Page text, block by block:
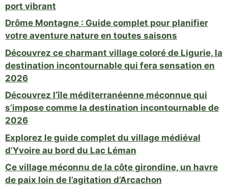
port vibrant
Drôme Montagne : Guide complet pour planifier
votre aventure nature en toutes saisons
Découvrez ce charmant village coloré de Ligurie, la
destination incontournable qui fera sensation en
2026
Découvrez l’île méditerranéenne méconnue qui
s’impose comme la destination incontournable de
2026
Explorez le guide complet du village médiéval
d’Yvoire au bord du Lac Léman
Ce village méconnu de la côte girondine, un havre
de paix loin de l’agitation d’Arcachon